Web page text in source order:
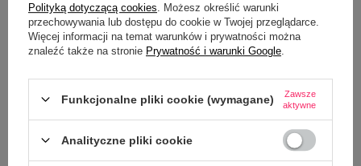
SZCZEGÓŁOWE DANE
OPINIE (2)
niezwłocznie, najciekawsze pytania i
ZADAJ PYTANIE
Polityką dotyczącą cookies . Możesz określić warunki
przechowywania lub dostępu do cookie w Twojej przeglądarce.
Więcej informacji na temat warunków i prywatności można
znaleźć także na stronie Prywatność i warunki Google
Funkcjonalne pliki cookie (wymagane)
Zawsze
aktywne
Analityczne pliki cookie